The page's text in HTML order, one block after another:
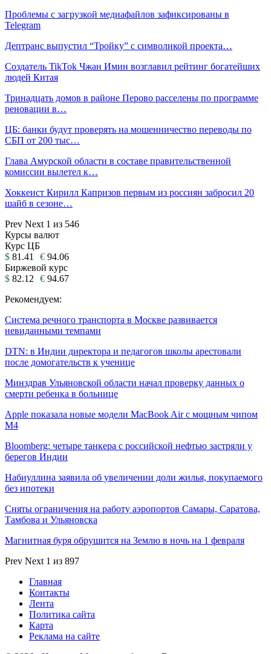
Проблемы с загрузкой медиафайлов зафиксированы в
Telegram
Дептранс выпустил “Тройку” с символикой проекта…
Создатель TikTok Чжан Имин возглавил рейтинг богатейших
людей Китая
Тринадцать домов в районе Перово расселены по программе
реновации в…
ЦБ: банки будут проверять на мошенничество переводы по
СБП от 200 тыс…
Глава Амурской области в составе правительственной
комиссии вылетел к…
Хоккеист Кирилл Капризов первым из россиян забросил 20
шайб в сезоне…
Prev Next 1 из 546
Курсы валют
Курс ЦБ
$ 81.41 € 94.06
Биржевой курс
$ 82.12 € 94.67
Рекомендуем:
Система речного транспорта в Москве развивается
невиданными темпами
DTN: в Индии директора и педагогов школы арестовали
после домогательств к ученице
Минздрав Ульяновской области начал проверку данных о
смерти ребенка в больнице
Apple показала новые модели MacBook Air с мощным чипом
M4
Bloomberg: четыре танкера с российской нефтью застряли у
берегов Индии
Набиуллина заявила об увеличении доли жилья, покупаемого
без ипотеки
Сняты ограничения на работу аэропортов Самары, Саратова,
Тамбова и Ульяновска
Магнитная буря обрушится на Землю в ночь на 1 февраля
Prev Next 1 из 897
Главная
Контакты
Лента
Политика сайта
Карта
Реклама на сайте